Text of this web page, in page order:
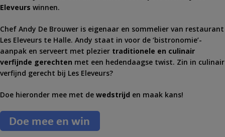
Eleveurs winnen.
Chef Andy De Brouwer is eigenaar en sommelier van restaurant
Les Eleveurs te Halle. Andy staat in voor de ‘bistronomie’-
aanpak en serveert met plezier traditionele en culinair
verfijnde gerechten met een hedendaagse twist. Zin in culinair
verfijnd gerecht bij Les Eleveurs?
Doe hieronder mee met de wedstrijd en maak kans!